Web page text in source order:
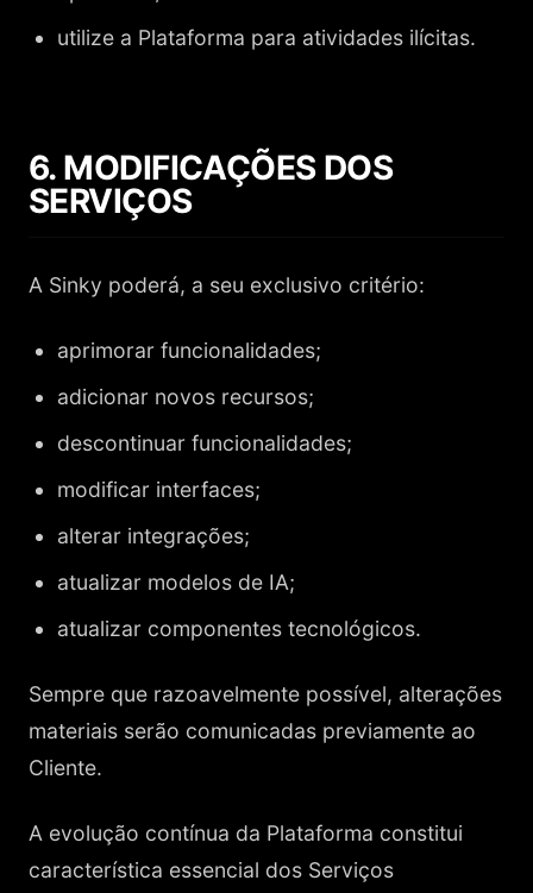
utilize a Plataforma para atividades ilícitas.
6. MODIFICAÇÕES DOS
SERVIÇOS
A Sinky poderá, a seu exclusivo critério:
aprimorar funcionalidades;
adicionar novos recursos;
descontinuar funcionalidades;
modificar interfaces;
alterar integrações;
atualizar modelos de IA;
atualizar componentes tecnológicos.
Sempre que razoavelmente possível, alterações
materiais serão comunicadas previamente ao
Cliente.
A evolução contínua da Plataforma constitui
característica essencial dos Serviços